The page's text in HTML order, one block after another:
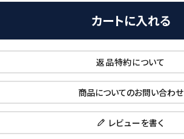
カートに入れる
返品特約について
商品についてのお問い合わせ
レビューを書く